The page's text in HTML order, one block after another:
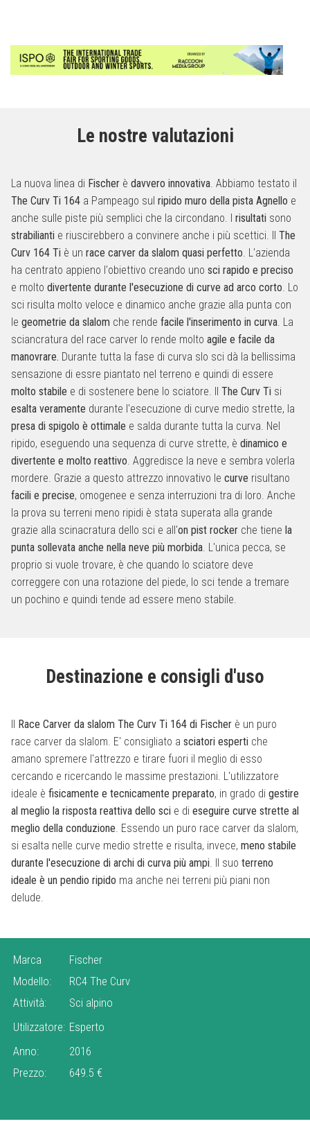
Le nostre valutazioni
La nuova linea di Fischer è davvero innovativa. Abbiamo testato il
The Curv Ti 164 a Pampeago sul ripido muro della pista Agnello e
anche sulle piste più semplici che la circondano. I risultati sono
strabilianti e riuscirebbero a convinere anche i più scettici. Il
The
Curv 164 Ti è un race carver da slalom quasi perfetto. L'azienda
ha centrato appieno l'obiettivo creando uno sci rapido e preciso
e molto divertente durante l'esecuzione di curve ad arco corto. Lo
sci risulta molto veloce e dinamico anche grazie alla punta con
le geometrie da slalom che rende facile l'inserimento in curva. La
sciancratura del race carver lo rende molto agile e facile da
manovrare. Durante tutta la fase di curva slo sci dà la bellissima
sensazione di essre piantato nel terreno e quindi di essere
molto stabile e di sostenere bene lo sciatore. Il The Curv Ti si
esalta veramente durante l'esecuzione di curve medio strette, la
presa di spigolo è ottimale e salda durante tutta la curva. Nel
ripido, eseguendo una sequenza di curve strette, è dinamico e
divertente e molto reattivo. Aggredisce la neve e sembra volerla
mordere. Grazie a questo attrezzo innovativo le curve risultano
facili e precise, omogenee e senza interruzioni tra di loro. Anche
la prova su terreni meno ripidi è stata superata alla grande
grazie alla scinacratura dello sci e all'on pist rocker che tiene la
punta sollevata anche nella neve più morbida. L'unica pecca, se
proprio si vuole trovare, è che quando lo sciatore deve
correggere con una rotazione del piede, lo sci tende a tremare
un pochino e quindi tende ad essere meno stabile.
Destinazione e consigli d'uso
Il Race Carver da slalom The Curv Ti 164 di Fischer è un puro
race carver da slalom. E' consigliato a sciatori esperti che
amano spremere l'attrezzo e tirare fuori il meglio di esso
cercando e ricercando le massime prestazioni. L'utilizzatore
ideale è fisicamente e tecnicamente preparato, in grado di gestire
al meglio la risposta reattiva dello sci e di eseguire curve strette al
meglio della conduzione . Essendo un puro race carver da slalom,
si esalta nelle curve medio strette e risulta, invece, meno stabile
durante l'esecuzione di archi di curva più ampi . Il suo terreno
ideale è un pendio ripido ma anche nei terreni più piani non
delude.
Marca
Fischer
Modello:
RC4 The Curv
Attività:
Sci alpino
Utilizzatore: Esperto
Anno:
2016
Prezzo:
649.5 €